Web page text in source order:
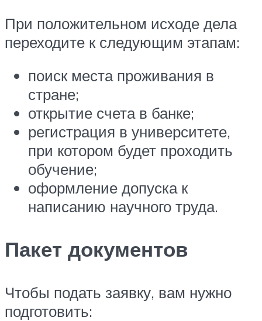
При положительном исходе дела
переходите к следующим этапам:
поиск места проживания в
стране;
открытие счета в банке;
регистрация в университете,
при котором будет проходить
обучение;
оформление допуска к
написанию научного труда.
Пакет документов
Чтобы подать заявку, вам нужно
подготовить: